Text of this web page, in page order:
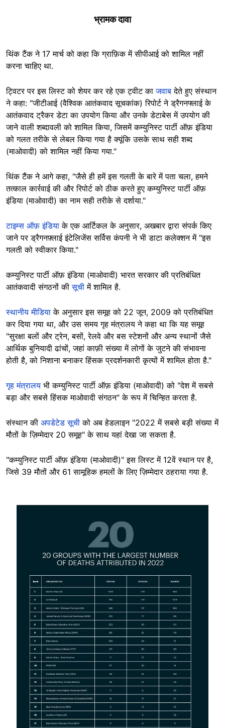
भ्रामक दावा
थिंक टैंक ने 17 मार्च को कहा कि ग्राफ़िक में सीपीआई को शामिल नहीं
करना चाहिए था.
ट्विटर पर इस लिस्ट को शेयर कर रहे एक ट्वीट काजवाबदेते हुए संस्थान
ने कहा: "जीटीआई (वैश्विक आतंकवाद सूचकांक) रिपोर्ट ने ड्रैगनफ्लाई के
आतंकवाद ट्रैकर डेटा का उपयोग किया और उनके डेटाबेस में उपयोग की
जाने वाली शब्दावली को शामिल किया, जिसमें कम्युनिस्ट पार्टी ऑफ़ इंडिया
को गलत तरीके से लेबल किया गया है क्यूंकि उसके साथ सही शब्द
(माओवादी) को शामिल नहीं किया गया."
थिंक टैंक ने आगे कहा, "जैसे ही हमें इस गलती के बारे में पता चला, हमने
तत्काल कार्रवाई की और रिपोर्ट को ठीक करते हुए कम्युनिस्ट पार्टी ऑफ़
इंडिया (माओवादी) का नाम सही तरीके से दर्शाया."
टाइम्स ऑफ़ इंडियाके एक आर्टिकल के अनुसार, अखबार द्वारा संपर्क किए
जाने पर ड्रैगनफ़्लाई इंटेलिजेंस सर्विस कंपनी ने भी डाटा कलेक्शन में "इस
गलती को स्वीकार किया."
कम्युनिस्ट पार्टी ऑफ़ इंडिया (माओवादी) भारत सरकार की प्रतिबंधित
आतंकवादी संगठनों कीसूचीमें शामिल है.
स्थानीय मीडियाके अनुसार इस समूह को 22 जून, 2009 को प्रतिबंधित
कर दिया गया था, और उस समय गृह मंत्रालय ने कहा था कि यह समूह
"सुरक्षा बलों और ट्रेन, बसों, रेलवे और बस स्टेशनों और अन्य स्थानों जैसे
आर्थिक बुनियादी ढांचों, जहां काफ़ी संख्या में लोगों के जुटने की संभावना
होती है, को निशाना बनाकर हिंसक प्रदर्शनकारी कृत्यों में शामिल होता है."
गृह मंत्रालय भी कम्युनिस्ट पार्टी ऑफ़ इंडिया (माओवादी) को "देश में सबसे
बड़ा और सबसे हिंसक माओवादी संगठन" के रूप में चिन्हित करता है.
संस्थान की अपडेटेड सूची को अब हेडलाइन "2022 में सबसे बड़ी संख्या में
मौतों के ज़िम्मेदार 20 समूह" के साथ यहां देखा जा सकता है.
"कम्युनिस्ट पार्टी ऑफ़ इंडिया (माओवादी)" इस लिस्ट में 12वें स्थान पर है,
जिसे 39 मौतों और 61 सामूहिक हमलों के लिए ज़िम्मेदार ठहराया गया है.